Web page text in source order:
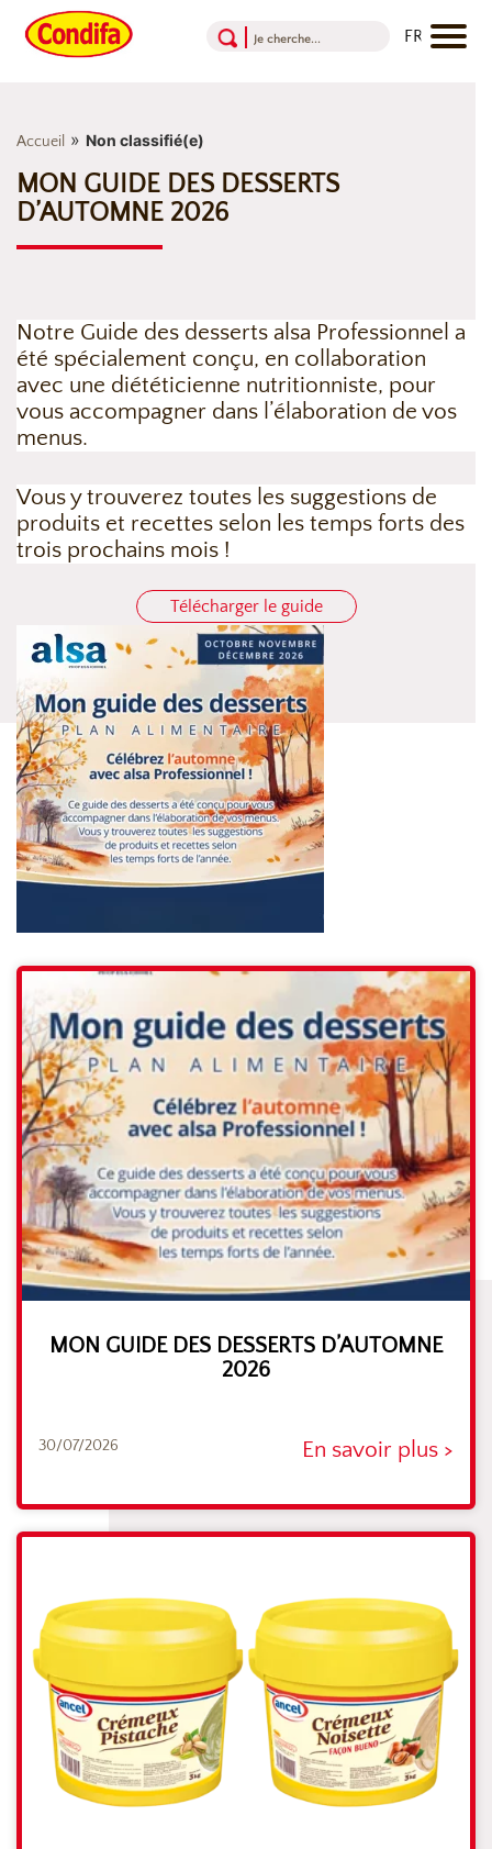
Accueil » Non classifié(e)
MON GUIDE DES DESSERTS
D’AUTOMNE 2026
Notre Guide des desserts alsa Professionnel a
été spécialement conçu, en collaboration
avec une diététicienne nutritionniste, pour
vous accompagner dans l’élaboration de vos
menus.
Vous y trouverez toutes les suggestions de
produits et recettes selon les temps forts des
trois prochains mois !
Télécharger le guide
MON GUIDE DES DESSERTS D’AUTOMNE
2026
30/07/2026 En savoir plus >